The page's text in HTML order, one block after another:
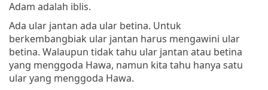
Adam adalah iblis.
Ada ular jantan ada ular betina. Untuk
berkembangbiak ular jantan harus mengawini ular
betina. Walaupun tidak tahu ular jantan atau betina
yang menggoda Hawa, namun kita tahu hanya satu
ular yang menggoda Hawa.